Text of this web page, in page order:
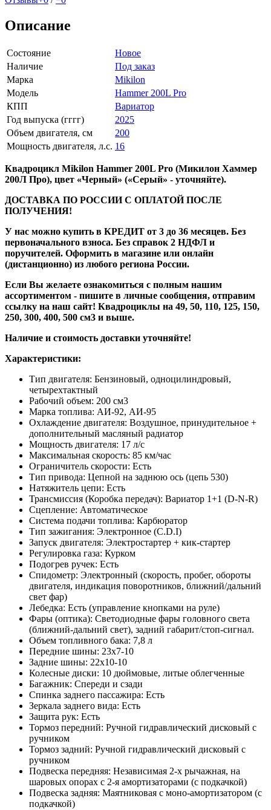
Описание
Состояние
Новое
Наличие
Под заказ
Марка
Mikilon
Модель
Hammer 200L Pro
КПП
Вариатор
Год выпуска (гггг)
2025
Объем двигателя, см
200
Мощность двигателя, л.с. 16
Квадроцикл Mikilon Hammer 200L Pro (Микилон Хаммер
200Л Про), цвет «Черный» («Серый» - уточняйте).
ДОСТАВКА ПО РОССИИ С ОПЛАТОЙ ПОСЛЕ
ПОЛУЧЕНИЯ!
У нас можно купить в КРЕДИТ от 3 до 36 месяцев. Без
первоначального взноса. Без справок 2 НДФЛ и
поручителей. Оформить в магазине или онлайн
(дистанционно) из любого региона России.
Если Вы желаете ознакомиться с полным нашим
ассортиментом - пишите в личные сообщения, отправим
ссылку на наш сайт! Квадроциклы на 49, 50, 110, 125, 150,
250, 300, 400, 500 см3 и выше.
Наличие и стоимость доставки уточняйте!
Характеристики:
Тип двигателя: Бензиновый, одноцилиндровый,
четырехтактный
Рабочий объем: 200 см3
Марка топлива: АИ-92, АИ-95
Охлаждение двигателя: Воздушное, принудительное +
дополнительный масляный радиатор
Мощность двигателя: 17 л/с
Максимальная скорость: 85 км/час
Ограничитель скорости: Есть
Тип привода: Цепной на заднюю ось (цепь 530)
Натяжитель цепи: Есть
Трансмиссия (Коробка передач): Вариатор 1+1 (D-N-R)
Сцепление: Автоматическое
Система подачи топлива: Карбюратор
Тип зажигания: Электронное (C.D.I)
Запуск двигателя: Электростартер + кик-стартер
Регулировка газа: Курком
Подогрев ручек: Есть
Спидометр: Электронный (скорость, пробег, обороты
двигателя, индикация поворотников, ближний/дальний
свет фар)
Лебедка: Есть (управление кнопками на руле)
Фары (оптика): Светодиодные фары головного света
(ближний-дальний свет), задний габарит/стоп-сигнал.
Объем топливного бака: 7,8 л
Передние шины: 23х7-10
Задние шины: 22х10-10
Колесные диски: 10 дюймовые, литые облегченные
Багажник: Спереди и сзади
Спинка заднего пассажира: Есть
Зеркала заднего вида: Есть
Защита рук: Есть
Тормоз передний: Ручной гидравлический дисковый с
ручником
Тормоз задний: Ручной гидравлический дисковый с
ручником
Подвеска передняя: Независимая 2-х рычажная, на
шаровых опорах с 2-я амортизаторами (с подкачкой)
Подвеска задняя: Маятниковая с моно-амортизатором (с
подкачкой)